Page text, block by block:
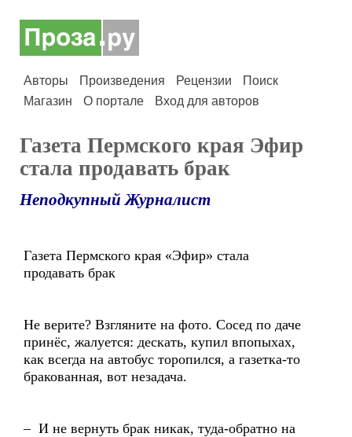
Авторы Произведения Рецензии
Поиск
Магазин
О портале Вход для авторов
Газета Пермского края Эфир
стала продавать брак
Неподкупный Журналист
Газета Пермского края «Эфир» стала
продавать брак
Не верите? Взгляните на фото. Сосед по даче
принёс, жалуется: дескать, купил впопыхах,
как всегда на автобус торопился, а газетка-то
бракованная, вот незадача.
– И не вернуть брак никак, туда-обратно на